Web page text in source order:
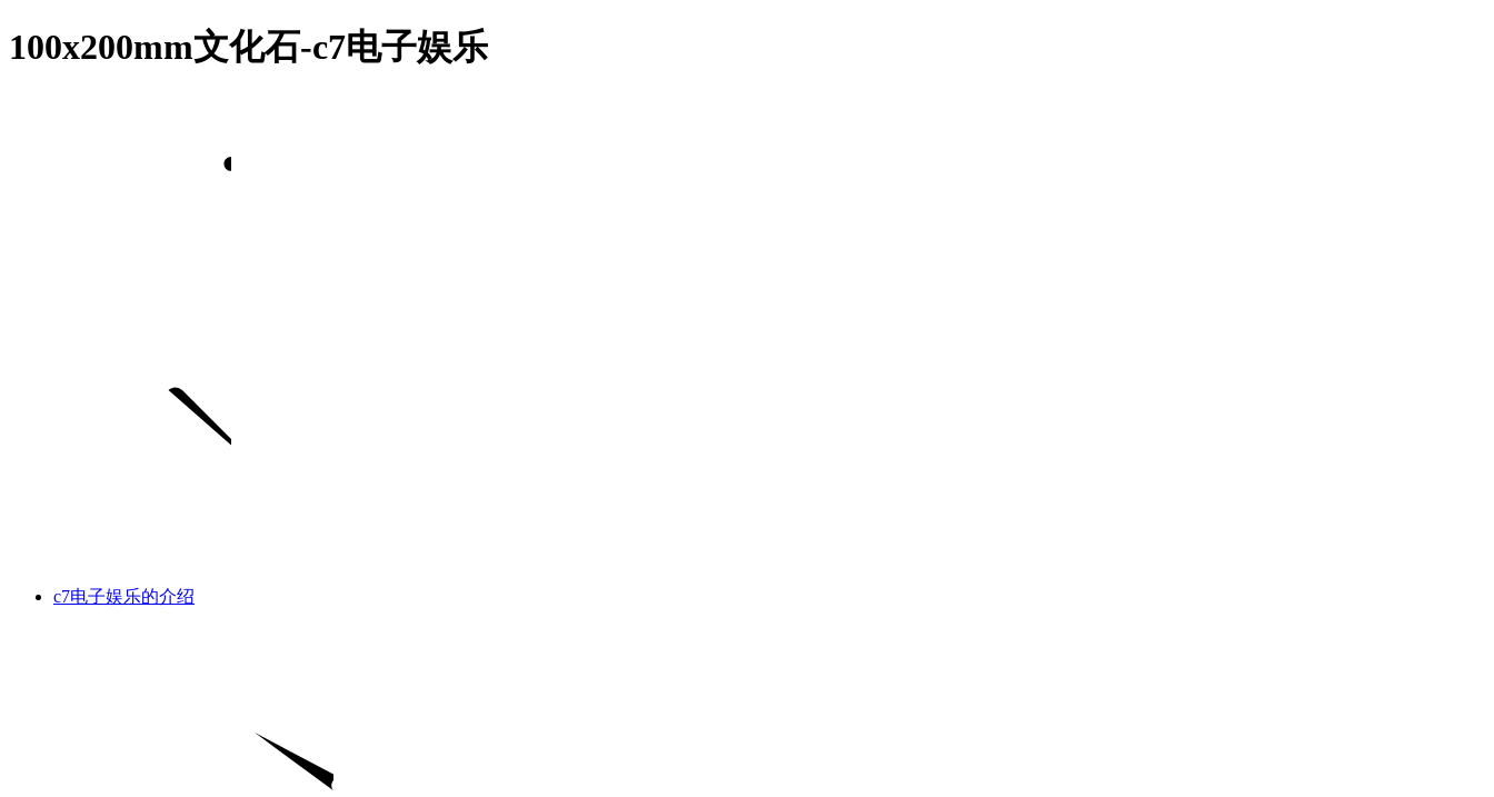
100x200mm文化石-c7电子娱乐
c7电子娱乐的介绍